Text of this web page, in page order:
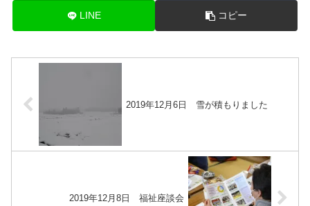
LINE コピー
2019年12月6日 雪が積もりました
2019年12月8日 福祉座談会